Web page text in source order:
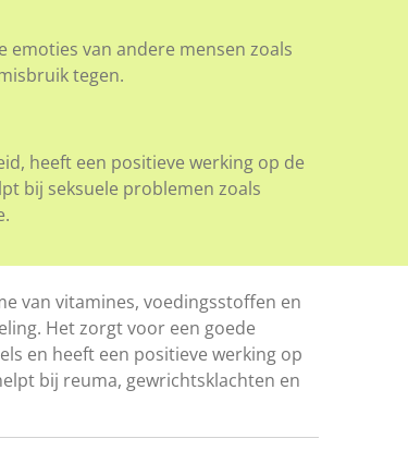
emoties van andere mensen zoals
tegen.
heeft een positieve werking op de
bij seksuele problemen zoals
van vitamines, voedingsstoffen en
Het zorgt voor een goede
en heeft een positieve werking op
bij reuma, gewrichtsklachten en